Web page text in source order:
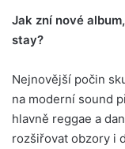
Jak zní nové
stay?
Nejnovější počin
na moderní sound
hlavně reggae a
rozšiřovat obzory i